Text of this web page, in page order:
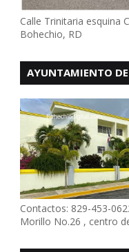
Calle Trinitaria esquina
Bohechio, RD
AYUNTAMIENTO
Contactos: 829-453-
Morillo No.26 , centro